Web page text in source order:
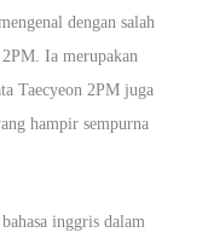
dengan salah
Ia merupakan
Taecyeon 2PM juga
hampir sempurna
bahasa inggris dalam